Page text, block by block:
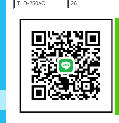
TLD-250AC
26